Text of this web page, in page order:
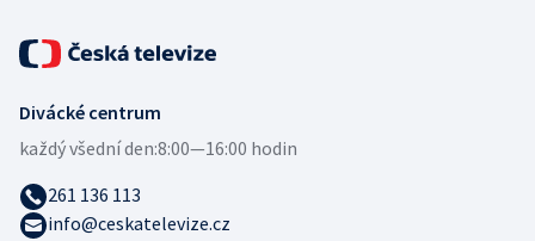
Divácké centrum
každý všední den:8:00—16:00 hodin
261 136 113
info@ceskatelevize.cz